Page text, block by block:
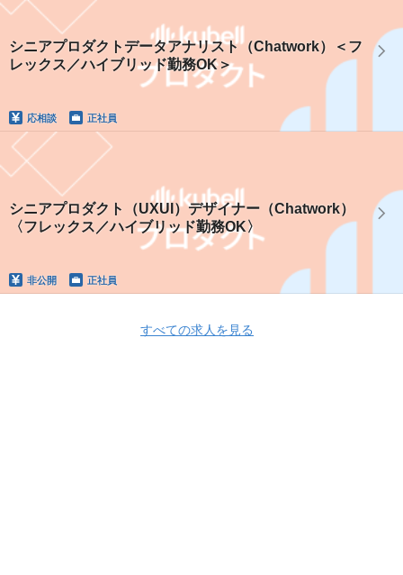
シニアプロダクトデータアナリスト（Chatwork）＜フ
レックス／ハイブリッド勤務OK＞
応相談 正社員
シニアプロダクト（UXUI）デザイナー（Chatwork）
〈フレックス／ハイブリッド勤務OK〉
非公開 正社員
すべての求人を見る